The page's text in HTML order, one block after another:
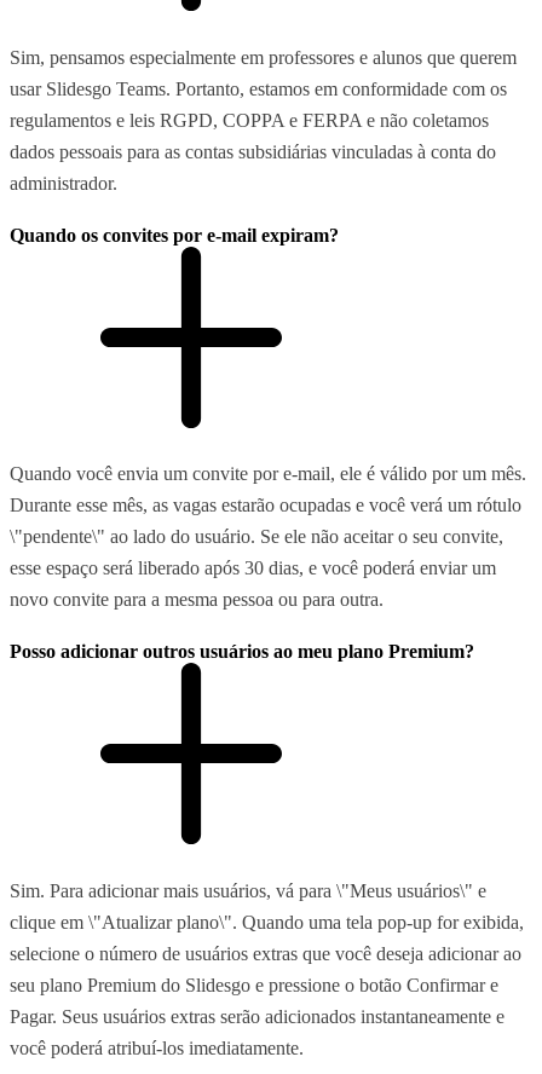
Sim, pensamos especialmente em professores e alunos que querem
usar Slidesgo Teams. Portanto, estamos em conformidade com os
regulamentos e leis RGPD, COPPA e FERPA e não coletamos
dados pessoais para as contas subsidiárias vinculadas à conta do
administrador.
Quando os convites por e-mail expiram?
Quando você envia um convite por e-mail, ele é válido por um mês.
Durante esse mês, as vagas estarão ocupadas e você verá um rótulo
\"pendente\" ao lado do usuário. Se ele não aceitar o seu convite,
esse espaço será liberado após 30 dias, e você poderá enviar um
novo convite para a mesma pessoa ou para outra.
Posso adicionar outros usuários ao meu plano Premium?
Sim. Para adicionar mais usuários, vá para \"Meus usuários\" e
clique em \"Atualizar plano\". Quando uma tela pop-up for exibida,
selecione o número de usuários extras que você deseja adicionar ao
seu plano Premium do Slidesgo e pressione o botão Confirmar e
Pagar. Seus usuários extras serão adicionados instantaneamente e
você poderá atribuí-los imediatamente.